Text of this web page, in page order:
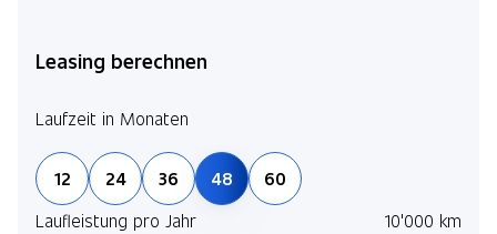
Leasing berechnen
Laufzeit in Monaten
12 24 36 48
60
Laufleistung pro Jahr
10'000 km